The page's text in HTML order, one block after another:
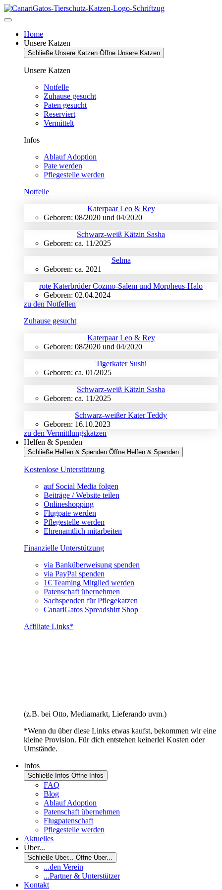
Zum
Inhalt
Home
Unsere Katzen
Schließe Unsere Katzen Öffne Unsere Katzen
Unsere Katzen
Notfelle
Zuhause gesucht
Paten gesucht
Reserviert
Vermittelt
Infos
Ablauf Adoption
Pate werden
Pflegestelle werden
Notfelle
Katerpaar Leo & Rey
Geboren: 08/2020 und 04/2020
Schwarz-weiß Kätzin Sasha
Geboren: ca. 11/2025
Selma
Geboren: ca. 2021
rote Katerbrüder Cozmo-Salem und Morpheus-Halo
Geboren: 02.04.2024
zu den Notfellen
Zuhause gesucht
Katerpaar Leo & Rey
Geboren: 08/2020 und 04/2020
Tigerkater Sushi
Geboren: ca. 01/2025
Schwarz-weiß Kätzin Sasha
Geboren: ca. 11/2025
Schwarz-weißer Kater Teddy
Geboren: 16.10.2023
zu den Vermittlungskatzen
Helfen & Spenden
Schließe Helfen & Spenden Öffne Helfen & Spenden
Kostenlose Unterstützung
auf Social Media folgen
Beiträge / Website teilen
Onlineshopping
Flugpate werden
Pflegestelle werden
Ehrenamtlich mitarbeiten
Finanzielle Unterstützung
via Banküberweisung spenden
via PayPal spenden
1€ Teaming Mitglied werden
Patenschaft übernehmen
Sachspenden für Pflegekatzen
CanariGatos Spreadshirt Shop
Affiliate Links*
(z.B. bei Otto, Mediamarkt, Lieferando uvm.)
*Wenn du über diese Links etwas kaufst, bekommen wir eine
kleine Provision. Für dich entstehen keinerlei Kosten oder
Umstände.
Infos
Schließe Infos Öffne Infos
FAQ
Blog
Ablauf Adoption
Patenschaft übernehmen
Flugpatenschaft
Pflegestelle werden
Aktuelles
Über...
Schließe Über... Öffne Über...
...den Verein
...Partner & Unterstützer
Kontakt